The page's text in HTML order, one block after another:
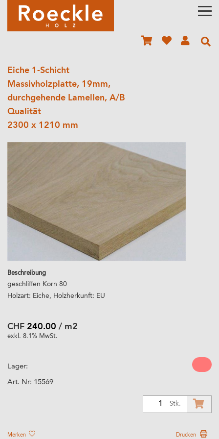
Eiche 1-Schicht
Massivholzplatte, 19mm,
durchgehende Lamellen, A/B
Qualität
2300 x 1210 mm
Beschreibung
geschliffen Korn 80
Holzart: Eiche, Holzherkunft: EU
CHF 240.00 / m2
exkl. 8.1% MwSt.
Lager:
Art. Nr: 15569
Stk.
Merken Drucken